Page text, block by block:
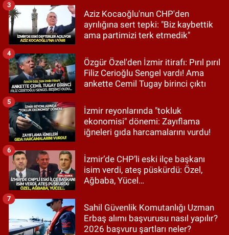
Aziz Kocaoğlu'nun CHP'den
ayrılığına sert tepki: "Biz kaybettik
ama partimizi terk etmedik"
3
Özgür Özel'den İzmir itirafı: Pırıl pırıl
Filiz Cerioğlu Sengel vardı! Ama
ankette Cemil Tugay birinci çıktı
4
İzmir reyonlarında "tokluk
ekonomisi" dönemi: Zayıflama
iğneleri gıda harcamalarını vurdu!
5
İzmir’de CHP’li eski ilçe başkanı
isim verdi, ateş püskürdü: Özel,
Ağbaba, Yücel…
6
Sahil Güvenlik Komutanlığı Uzman
Erbaş alımı başvurusu nasıl yapılır?
2026 başvuru şartları neler?
7